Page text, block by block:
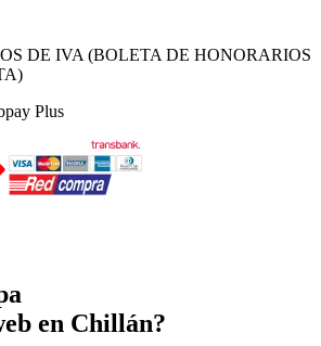
DE IVA (BOLETA DE HONORARIOS
Plus
en Chillán?